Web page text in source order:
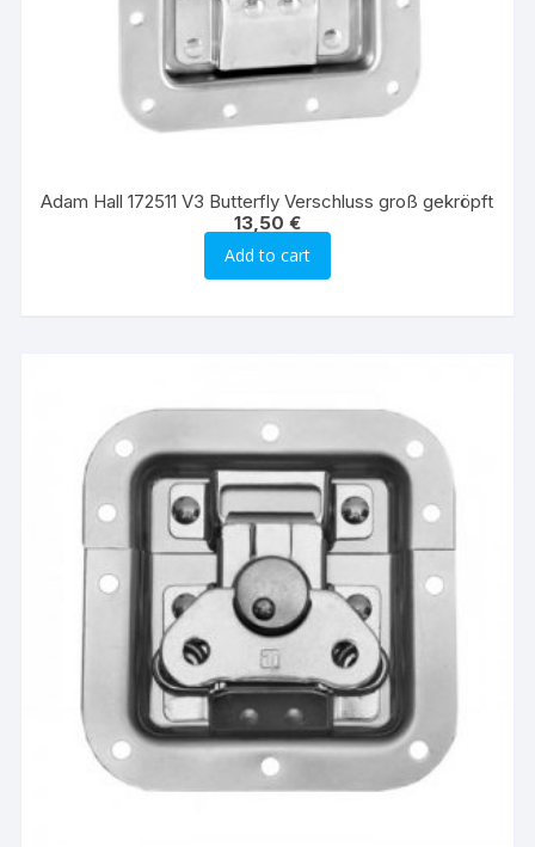
Adam Hall 172511 V3 Butterfly Verschluss groß gekröpft
13,50 €
Add to cart